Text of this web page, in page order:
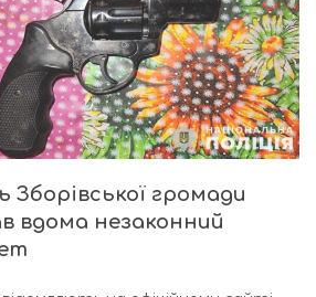
Зборівської громади
вдома незаконний